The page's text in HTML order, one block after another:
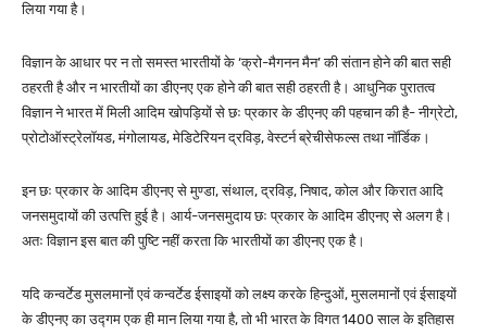
लिया गया है।
विज्ञान के आधार पर न तो समस्त भारतीयों के ‘क्रो-मैगनन मैन’ की संतान होने की बात सही
ठहरती है और न भारतीयों का डीएनए एक होने की बात सही ठहरती है। आधुनिक पुरातत्व
विज्ञान ने भारत में मिली आदिम खोपड़ियों से छः प्रकार के डीएनए की पहचान की है- नीग्रेटो,
प्रोटोऑस्ट्रेलॉयड, मंगोलायड, मेडिटेरियन द्रविड़, वेस्टर्न ब्रेचीसेफल्स तथा नॉर्डिक।
इन छः प्रकार के आदिम डीएनए से मुण्डा, संथाल, द्रविड़, निषाद, कोल और किरात आदि
जनसमुदायों की उत्पत्ति हुई है। आर्य-जनसमुदाय छः प्रकार के आदिम डीएनए से अलग है।
अतः विज्ञान इस बात की पुष्टि नहीं करता कि भारतीयों का डीएनए एक है।
यदि कन्वर्टेड मुसलमानों एवं कन्वर्टेड ईसाइयों को लक्ष्य करके हिन्दुओं, मुसलमानों एवं ईसाइयों
के डीएनए का उद्गम एक ही मान लिया गया है, तो भी भारत के विगत 1400 साल के इतिहास